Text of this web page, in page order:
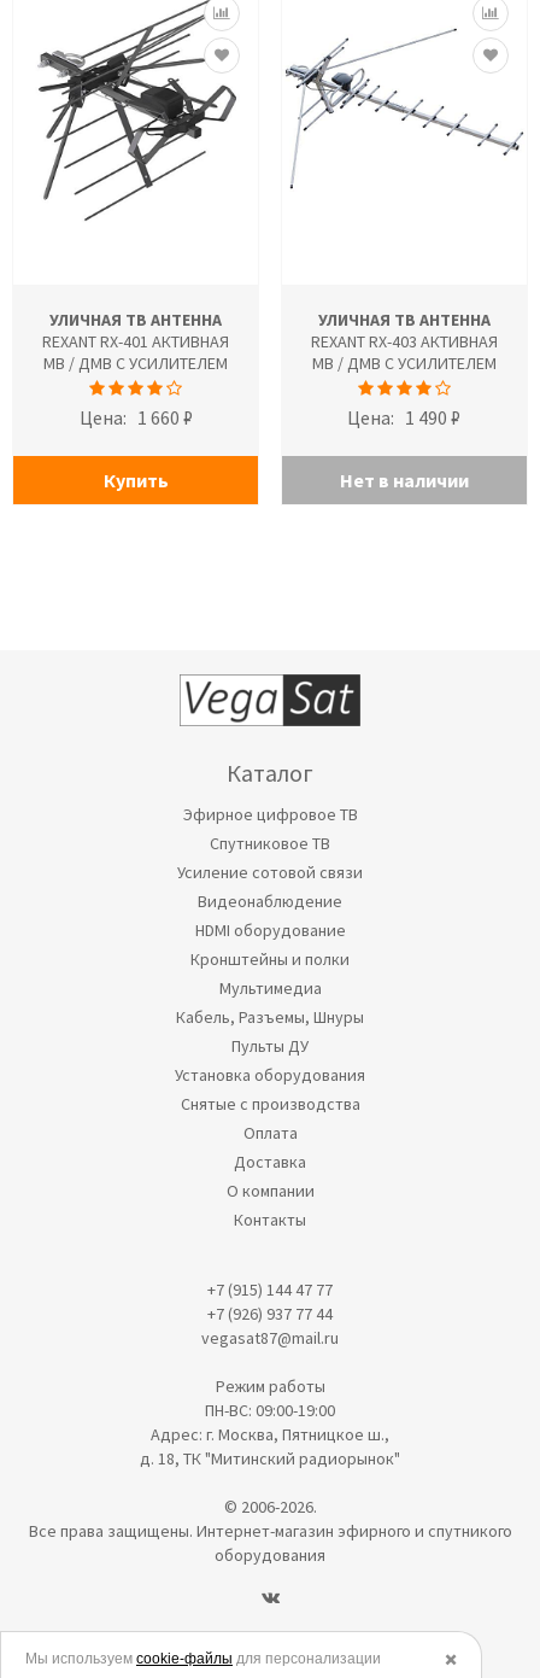
УЛИЧНАЯ ТВ АНТЕННА
REXANT RX-401 АКТИВНАЯ
МВ / ДМВ С УСИЛИТЕЛЕМ
Цена: 1 660 ₽
Купить
УЛИЧНАЯ ТВ АНТЕННА
REXANT RX-403 АКТИВНАЯ
МВ / ДМВ С УСИЛИТЕЛЕМ
Цена: 1 490 ₽
Нет в наличии
Каталог
Эфирное цифровое ТВ
Спутниковое ТВ
Усиление сотовой связи
Видеонаблюдение
HDMI оборудование
Кронштейны и полки
Мультимедиа
Кабель, Разъемы, Шнуры
Пульты ДУ
Установка оборудования
Снятые с производства
Оплата
Доставка
О компании
Контакты
+7 (915) 144 47 77
+7 (926) 937 77 44
vegasat87@mail.ru
Режим работы
ПН-ВС: 09:00-19:00
Адрес: г. Москва, Пятницкое ш.,
д. 18, ТК "Митинский радиорынок"
© 2006-2026.
Все права защищены. Интернет-магазин эфирного и спутникого
оборудования
Политика в отношении обработки персональных данных ✖️
Мы используем cookie-файлы для персонализации